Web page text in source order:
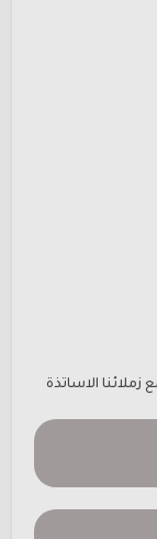
الاساتذة